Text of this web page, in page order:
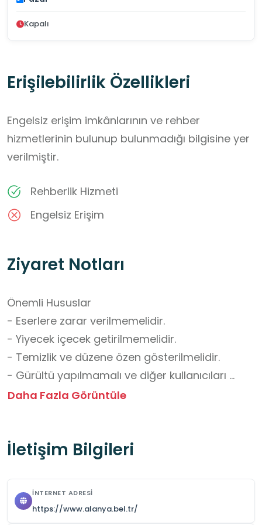
Kapalı
Erişilebilirlik Özellikleri
Engelsiz erişim imkânlarının ve rehber
hizmetlerinin bulunup bulunmadığı bilgisine yer
verilmiştir.
Rehberlik Hizmeti
Engelsiz Erişim
Ziyaret Notları
Önemli Hususlar
- Eserlere zarar verilmemelidir.
- Yiyecek içecek getirilmemelidir.
- Temizlik ve düzene özen gösterilmelidir.
- Gürültü yapılmamalı ve diğer kullanıcıları
rahatsız edecek davranışlardan kaçınılmalıdır.
- Bireysel Öğrenme ve Araştırma
Daha Fazla Görüntüle
İletişim Bilgileri
İNTERNET ADRESI
https://www.alanya.bel.tr/